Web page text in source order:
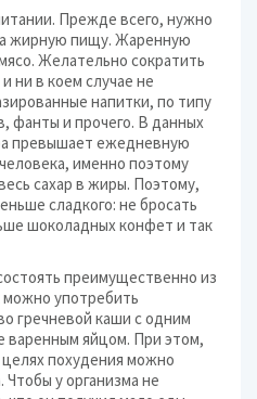
Прежде всего, нужно
жирную пищу. Жаренную
Желательно сократить
ни в коем случае не
напитки, по типу
фанты и прочего. В данных
превышает ежедневную
именно поэтому
сахар в жиры. Поэтому,
сладкого: не бросать
шоколадных конфет и так
преимущественно из
можно употребить
гречневой каши с одним
яйцом. При этом,
похудения можно
Чтобы у организма не